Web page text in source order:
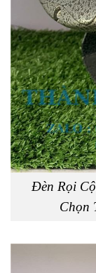
Đèn Rọi
Chọn